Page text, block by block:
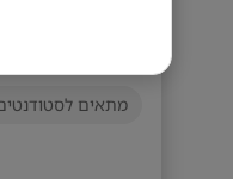
ניסיון קודם –
דרושים/ות
מתאים